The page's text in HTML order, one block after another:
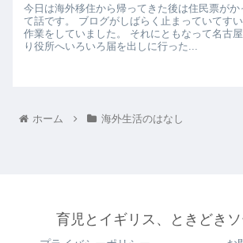
今日は海外移住から帰ってきた後は住民票がか
て話です。 ブログがしばらく止まっていてす
作業をしていました。 それにともなって名古
り役所へいろいろ届を出しに行った...
ホーム 海外生活のはなし
育児とイギリス、ときどき